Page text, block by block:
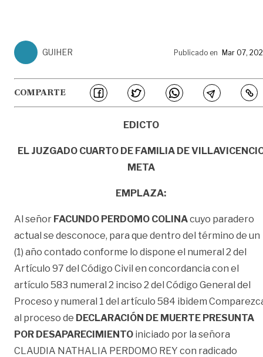
GUIHER Publicado en Mar 07,
COMPARTE
EDICTO
EL JUZGADO CUARTO DE FAMILIA DE
META
EMPLAZA:
Al señor FACUNDO PERDOMO COLINAcuyo paradero
actual se desconoce, para que dentro del término de un
(1) año contado conforme lo dispone el numeral 2 del
Artículo 97 del Código Civil en concordancia con el
artículo 583 numeral 2 inciso 2 del Código General del
Proceso y numeral 1 del artículo 584 ibidem
al proceso de DECLARACIÓN DE MUERTE PRESUNTA
POR DESAPARECIMIENTO iniciado por la señora
CLAUDIA NATHALIA PERDOMO REY con radicado